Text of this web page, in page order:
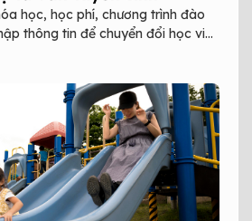
học, học phí, chương trình đào
thông tin để chuyển đổi học viên